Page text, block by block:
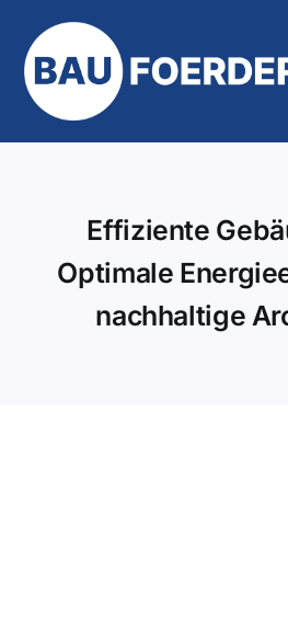
Inhalt
springen
Effiziente
Optimale
nachhaltige